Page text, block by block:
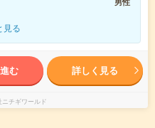
見る
む 詳しく見る
チギワールド